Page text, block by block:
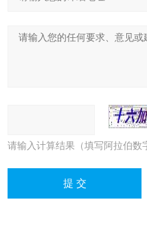
请输入计算结果（填写阿拉伯数